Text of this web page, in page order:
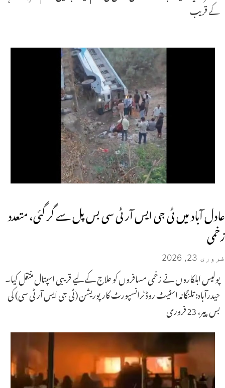
کے قریب
عادل آباد میں ٹی جی ایس آر ٹی سی بس پل سے گر گئی، متعدد
زخمی
فروری 23, 2026
پولیس اہلکاروں نے زخمی مسافروں کو علاج کے لیے قریبی اسپتال منتقل کیا۔
حیدرآباد: تلنگانہ اسٹیٹ روڈ ٹرانسپورٹ کارپوریشن (ٹی جی ایس آر ٹی سی) کی
بس پیر، 23 فروری